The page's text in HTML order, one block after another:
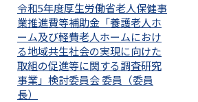
令和5年度厚生労働省老人保健事
業推進費等補助金「養護老人ホ
ーム及び軽費老人ホームにおけ
る地域共生社会の実現に向けた
取組の促進等に関する調査研究
事業」検討委員会 委員（委員
長）